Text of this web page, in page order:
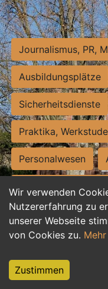
Wir verwenden
Nutzererfahrung zu
unserer Webseite
von Cookies zu.
Zustimmen
Journalismus, PR,
Ausbildungsplätze
Sicherheitsdienste
Praktika,
Personalwesen
Hilfskräfte,
Einkauf, Logistik,
Weiterbildung,
Tourismus